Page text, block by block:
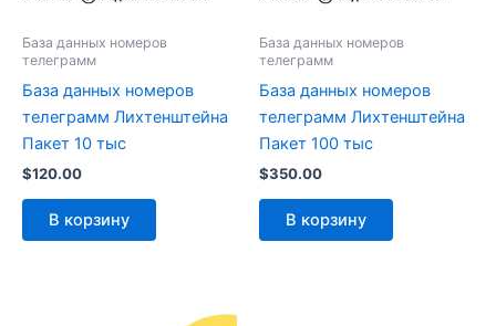
База данных номеров
телеграмм
База данных номеров
телеграмм Лихтенштейна
Пакет 10 тыс
$120.00
В корзину
База данных номеров
телеграмм
База данных номеров
телеграмм Лихтенштейна
Пакет 100 тыс
$350.00
В корзину